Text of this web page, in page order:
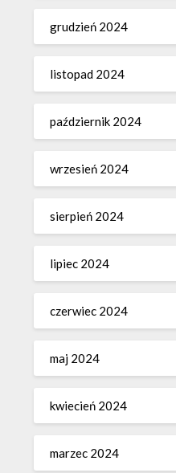
grudzień 2024
listopad 2024
październik 2024
wrzesień 2024
sierpień 2024
lipiec 2024
czerwiec 2024
maj 2024
kwiecień 2024
marzec 2024